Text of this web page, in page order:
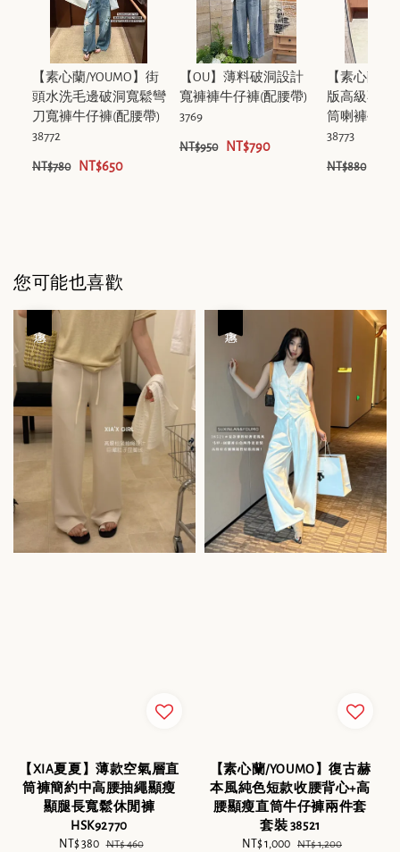
【素心蘭/YOUMO】街
頭水洗毛邊破洞寬鬆彎
刀寬褲牛仔褲(配腰帶)
38772
NT$780 NT$650
【OU】薄料破洞設計
寬褲褲牛仔褲(配腰帶)
3769
NT$950 NT$790
【素心蘭/
版高級不貼
筒喇褲牛仔
38773
NT$880
您可能也喜歡
【XIA夏夏】薄款空氣層直
筒褲簡約中高腰抽繩顯瘦
顯腿長寬鬆休閒褲
HSK92770
Sale
NT$ 380 Regular
NT$ 460
【素心蘭/YOUMO】復古赫
本風純色短款收腰背心+高
腰顯瘦直筒牛仔褲兩件套
套裝 38521
Sale
NT$ 1,000 Regular
NT$ 1,200